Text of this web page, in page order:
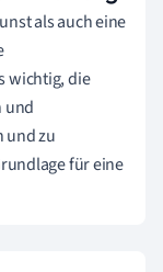
als auch eine
wichtig, die
und
und zu
für eine